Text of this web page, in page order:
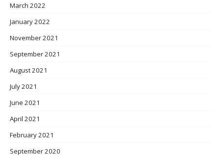
March 2022
January 2022
November 2021
September 2021
August 2021
July 2021
June 2021
April 2021
February 2021
September 2020